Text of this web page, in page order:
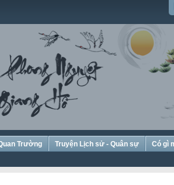
Trường Truyện Lịch sử - Quân sự Có gì